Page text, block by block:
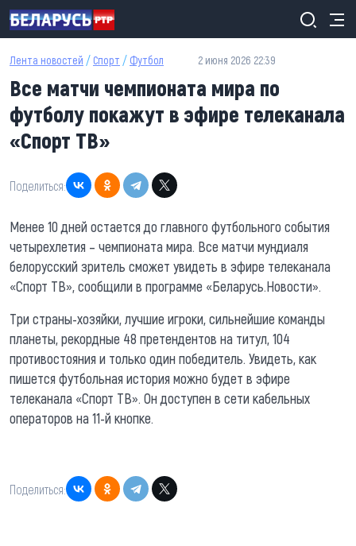
Перейти к основному содержанию
Лента новостей / Спорт / Футбол 2 июня 2026 22:39
Все матчи чемпионата мира по
футболу покажут в эфире телеканала
«Спорт ТВ»
Поделиться:
Менее 10 дней остается до главного футбольного события
четырехлетия – чемпионата мира. Все матчи мундиаля
белорусский зритель сможет увидеть в эфире телеканала
«Спорт ТВ», сообщили в программе «Беларусь.Новости».
Три страны-хозяйки, лучшие игроки, сильнейшие команды
планеты, рекордные 48 претендентов на титул, 104
противостояния и только один победитель. Увидеть, как
пишется футбольная история можно будет в эфире
телеканала «Спорт ТВ». Он доступен в сети кабельных
операторов на 11-й кнопке.
Поделиться: